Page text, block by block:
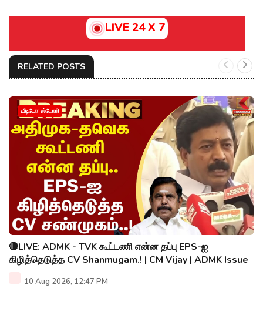
LIVE 24 X 7
RELATED POSTS
வீடியோ ஸ்டோரி
🔴LIVE: ADMK - TVK கூட்டணி என்ன தப்பு EPS-ஐ
கிழித்தெடுத்த CV Shanmugam.! | CM Vijay | ADMK Issue
10 Aug 2026, 12:47 PM